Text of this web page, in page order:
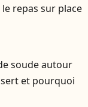
repas sur place
soude autour
et pourquoi